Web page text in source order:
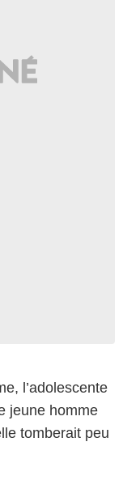
l’adolescente
jeune homme
tomberait peu